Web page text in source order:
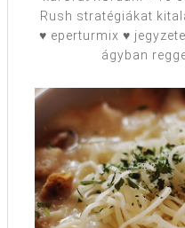
Rush stratégiákat
♥ eperturmix ♥
ágyban